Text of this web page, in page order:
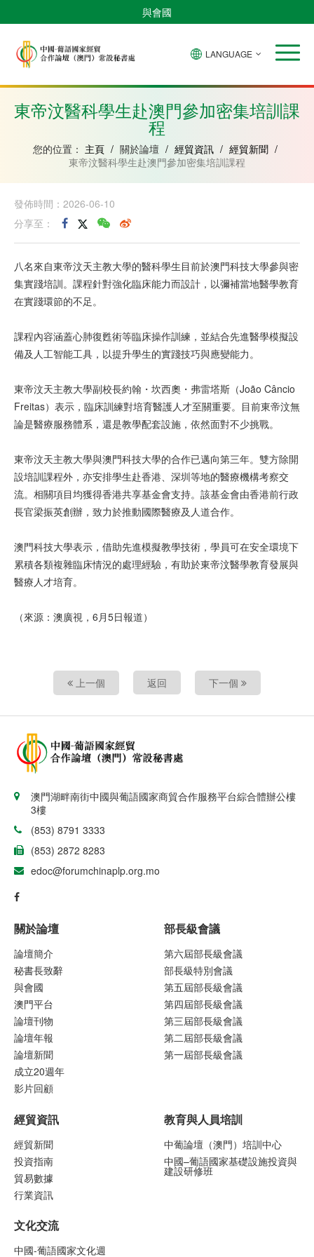
與會國
安
比
紹
內
亞
克
和
普
西
LANGUAGE
東帝汶醫科學生赴澳門參加密集培訓課
程
您的位置： 主頁 / 關於論壇 / 經貿資訊 / 經貿新聞 /
東帝汶醫科學生赴澳門參加密集培訓課程
發佈時間：2026-06-10
分享至：
八名來自東帝汶天主教大學的醫科學生目前於澳門科技大學參與密
集實踐培訓。課程針對強化臨床能力而設計，以彌補當地醫學教育
在實踐環節的不足。
課程內容涵蓋心肺復甦術等臨床操作訓練，並結合先進醫學模擬設
備及人工智能工具，以提升學生的實踐技巧與應變能力。
東帝汶天主教大學副校長約翰・坎西奧・弗雷塔斯（João Câncio
Freitas）表示，臨床訓練對培育醫護人才至關重要。目前東帝汶無
論是醫療服務體系，還是教學配套設施，依然面對不少挑戰。
東帝汶天主教大學與澳門科技大學的合作已邁向第三年。雙方除開
設培訓課程外，亦安排學生赴香港、深圳等地的醫療機構考察交
流。相關項目均獲得香港共享基金會支持。該基金會由香港前行政
長官梁振英創辦，致力於推動國際醫療及人道合作。
澳門科技大學表示，借助先進模擬教學技術，學員可在安全環境下
累積各類複雜臨床情況的處理經驗，有助於東帝汶醫學教育發展與
醫療人才培育。
（來源：澳廣視，6月5日報道）
上一個 返回 下一個
澳門湖畔南街中國與葡語國家商貿合作服務平台綜合體辦公樓
3樓
(853) 8791 3333
(853) 2872 8283
edoc@forumchinaplp.org.mo
關於論壇
論壇簡介
秘書長致辭
與會國
澳門平台
論壇刊物
論壇年報
論壇新聞
成立20週年
影片回顧
部長級會議
第六屆部長級會議
部長級特別會議
第五屆部長級會議
第四屆部長級會議
第三屆部長級會議
第二屆部長級會議
第一屆部長級會議
經貿資訊
經貿新聞
投資指南
貿易數據
行業資訊
文化交流
中國-葡語國家文化週
教育與人員培訓
中葡論壇（澳門）培訓中心
中國–葡語國家基礎設施投資與
建設研修班